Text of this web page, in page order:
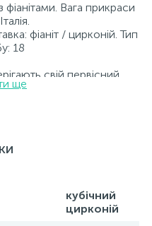
Вага прикраси
фіаніт / цирконій. Тип
18
свій первісний
Усі ювелірні вироби,
кожної ювелірної
усіх
ще
кубічний
цирконій